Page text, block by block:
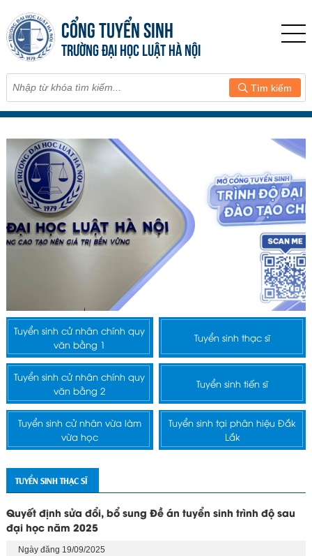
CỔNG TUYỂN SINH
TRƯỜNG ĐẠI HỌC LUẬT HÀ NỘI
Tìm kiếm
Tuyển sinh cử nhân chính quy
văn bằng 1
Tuyển sinh thạc sĩ
Tuyển sinh cử nhân chính quy
văn bằng 2
Tuyển sinh tiến sĩ
Tuyển sinh cử nhân vừa làm
vừa học
Tuyển sinh tại phân hiệu Đắk
Lắk
TUYỂN SINH THẠC SĨ
Quyết định sửa đổi, bổ sung Đề án tuyển sinh trình độ sau
đại học năm 2025
Ngày đăng 19/09/2025